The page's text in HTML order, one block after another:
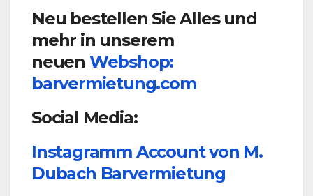
Neu bestellen Sie Alles und
mehr in unserem
neuen Webshop:
barvermietung.com
Social Media:
Instagramm Account von M.
Dubach Barvermietung